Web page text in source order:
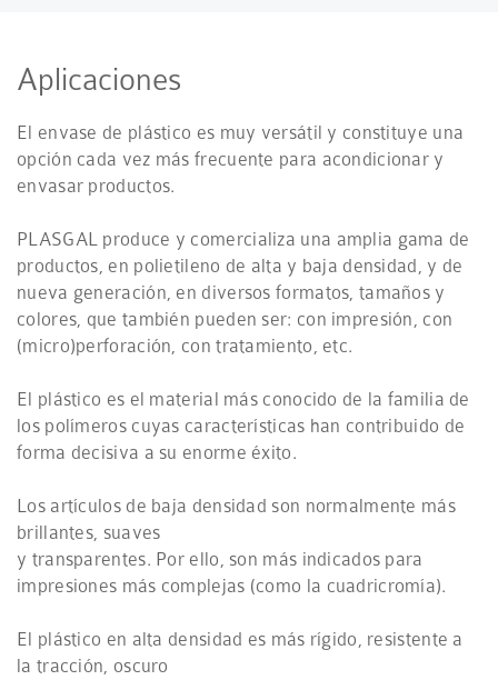
Aplicaciones
El envase de plástico es muy versátil y constituye una
opción cada vez más frecuente para acondicionar y
envasar productos.
PLASGAL produce y comercializa una amplia gama de
productos, en polietileno de alta y baja densidad, y de
nueva generación, en diversos formatos, tamaños y
colores, que también pueden ser: con impresión, con
(micro)perforación, con tratamiento, etc.
El plástico es el material más conocido de la familia de
los polímeros cuyas características han contribuido de
forma decisiva a su enorme éxito.
Los artículos de baja densidad son normalmente más
brillantes, suaves
y transparentes. Por ello, son más indicados para
impresiones más complejas (como la cuadricromía).
El plástico en alta densidad es más rígido, resistente a
la tracción, oscuro